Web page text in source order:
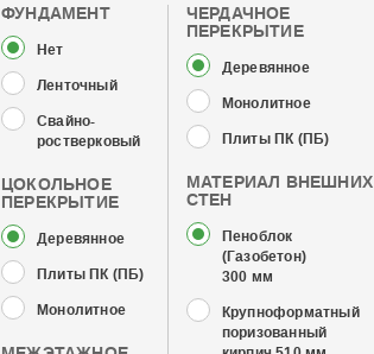
ФУНДАМЕНТ
Нет
Ленточный
Свайно-
ростверковый
ЦОКОЛЬНОЕ
ПЕРЕКРЫТИЕ
Деревянное
Плиты ПК (ПБ)
Монолитное
ЧЕРДАЧНОЕ
ПЕРЕКРЫТИЕ
Деревянное
Монолитное
Плиты ПК (ПБ)
МАТЕРИАЛ ВНЕШНИХ
СТЕН
Пеноблок
(Газобетон)
300 мм
Крупноформатный
поризованный